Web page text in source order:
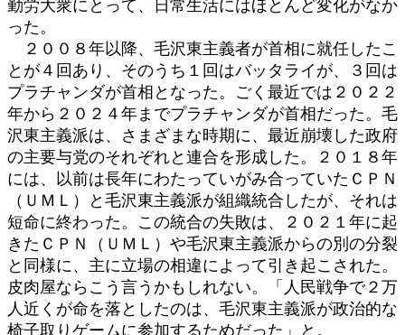
勤労大衆にとって、日常生活にはほとんど変化がなか
った。
２００８年以降、毛沢東主義者が首相に就任したこ
とが４回あり、そのうち１回はバッタライが、３回は
プラチャンダが首相となった。ごく最近では２０２２
年から２０２４年までプラチャンダが首相だった。毛
沢東主義派は、さまざまな時期に、最近崩壊した政府
の主要与党のそれぞれと連合を形成した。２０１８年
には、以前は長年にわたっていがみ合っていたＣＰＮ
（ＵＭＬ）と毛沢東主義派が組織統合したが、それは
短命に終わった。この統合の失敗は、２０２１年に起
きたＣＰＮ（ＵＭＬ）や毛沢東主義派からの別の分裂
と同様に、主に立場の相違によって引き起こされた。
皮肉屋ならこう言うかもしれない。「人民戦争で２万
人近くが命を落としたのは、毛沢東主義派が政治的な
椅子取りゲームに参加するためだった」と。